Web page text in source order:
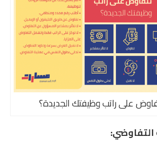
على راتب وظيفتك الجديدة؟